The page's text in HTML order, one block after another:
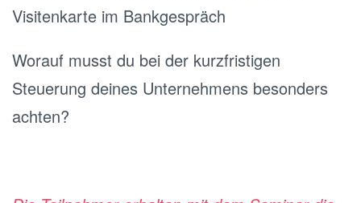
Visitenkarte im Bankgespräch
Worauf musst du bei der kurzfristigen
Steuerung deines Unternehmens besonders
achten?